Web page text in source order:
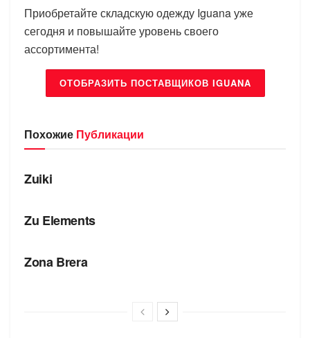
Приобретайте складскую одежду Iguana уже
сегодня и повышайте уровень своего
ассортимента!
ОТОБРАЗИТЬ ПОСТАВЩИКОВ IGUANA
Похожие Публикации
БРЕНДЫ
Zuiki
Zu Elements
Zona Brera